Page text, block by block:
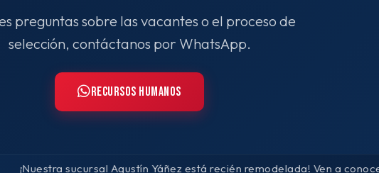
preguntas sobre las vacantes o el proceso de
selección, contáctanos por WhatsApp.
Recursos Humanos
¡Nuestra sucursal Agustín Yáñez está recién remodelada! Ven a conocerla.